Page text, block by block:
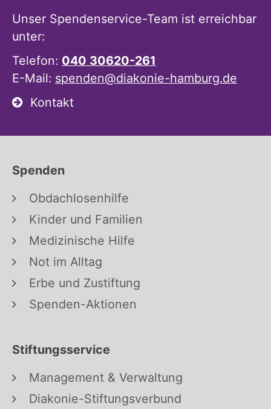
Unser Spendenservice-Team ist erreichbar
unter:
Telefon: 040 30620-261
E-Mail: spenden@diakonie-hamburg.de
Kontakt
Spenden
Obdachlosenhilfe
Kinder und Familien
Medizinische Hilfe
Not im Alltag
Erbe und Zustiftung
Spenden-Aktionen
Stiftungsservice
Management & Verwaltung
Diakonie-Stiftungsverbund